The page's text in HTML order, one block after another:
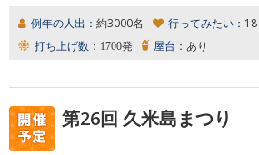
例年の人出： 約3000名 行ってみたい： 18
打ち上げ数： 1700発 屋台： あり
第26回 久米島まつり